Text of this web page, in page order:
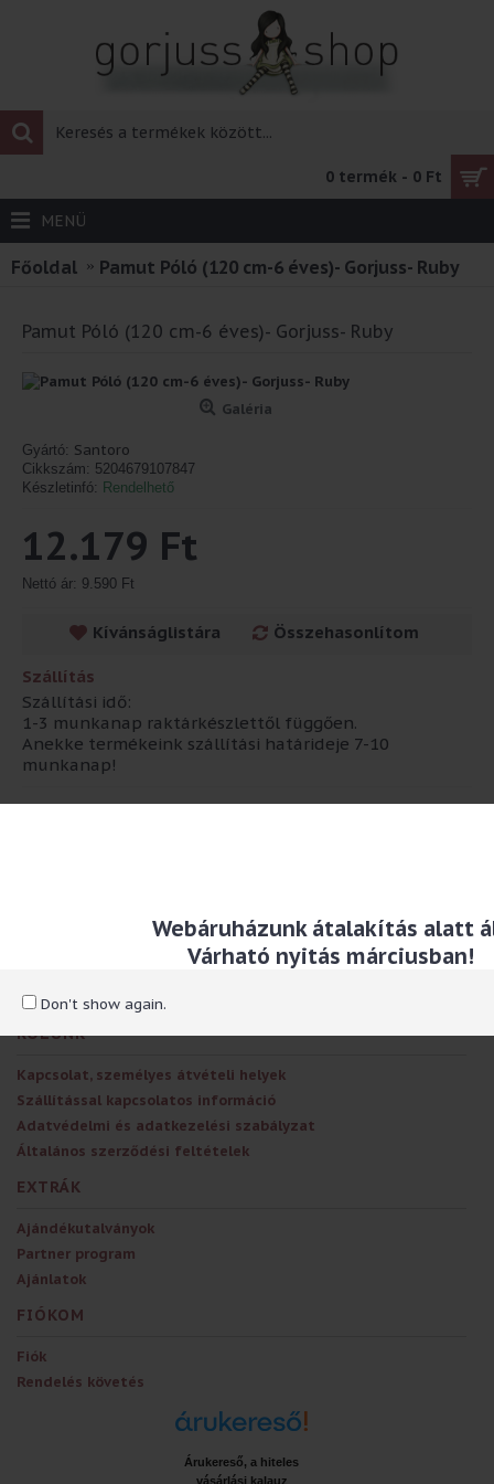
Webáruházunk átalakítás alatt
Várható nyitás márciusban!
Don't show again.
0 termék - 0 Ft
MENÜ
Főoldal Pamut Póló (120 cm-6 éves)- Gorjuss- Ruby
Pamut Póló (120 cm-6 éves)- Gorjuss- Ruby
Galéria
Gyártó: Santoro
Cikkszám: 5204679107847
Készletinfó: Rendelhető
12.179 Ft
Nettó ár: 9.590 Ft
Kívánságlistára Összehasonlítom
Szállítás
Szállítási idő:
1-3 munkanap raktárkészlettől függően.
Anekke termékeink szállítási határideje 7-10
munkanap!
6éves
RÓLUNK
Kapcsolat, személyes átvételi helyek
Szállítással kapcsolatos információ
Adatvédelmi és adatkezelési szabályzat
Általános szerződési feltételek
EXTRÁK
Ajándékutalványok
Partner program
Ajánlatok
FIÓKOM
Fiók
Rendelés követés
Árukereső, a hiteles
vásárlási kalauz